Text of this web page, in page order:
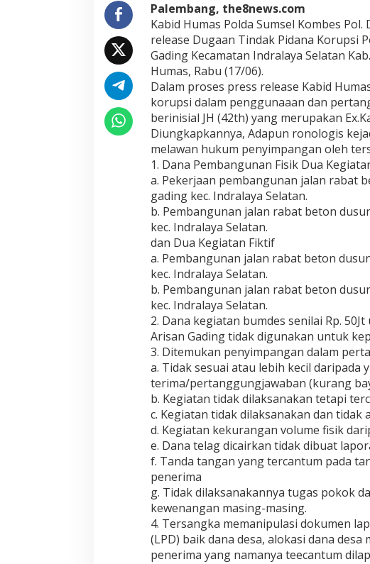
Palembang, the8news.com
Kabid Humas Polda Sumsel Kombes
release Dugaan Tindak Pidana Korupsi
Gading Kecamatan Indralaya Selatan
Humas, Rabu (17/06).
Dalam proses press release Kabid
korupsi dalam penggunaaan dan
berinisial JH (42th) yang merupakan
Diungkapkannya, Adapun ronologis
melawan hukum penyimpangan oleh
1. Dana Pembangunan Fisik Dua
a. Pekerjaan pembangunan jalan rabat
gading kec. Indralaya Selatan.
b. Pembangunan jalan rabat beton
kec. Indralaya Selatan.
dan Dua Kegiatan Fiktif
a. Pembangunan jalan rabat beton
kec. Indralaya Selatan.
b. Pembangunan jalan rabat beton
kec. Indralaya Selatan.
2. Dana kegiatan bumdes senilai Rp.
Arisan Gading tidak digunakan untuk
3. Ditemukan penyimpangan dalam
a. Tidak sesuai atau lebih kecil daripada
terima/pertanggungjawaban (kurang
b. Kegiatan tidak dilaksanakan tetapi
c. Kegiatan tidak dilaksanakan dan
d. Kegiatan kekurangan volume fisik
e. Dana telag dicairkan tidak dibuat
f. Tanda tangan yang tercantum pada
penerima
g. Tidak dilaksanakannya tugas pokok
kewenangan masing-masing.
4. Tersangka memanipulasi dokumen
(LPD) baik dana desa, alokasi dana
penerima yang namanya teecantum